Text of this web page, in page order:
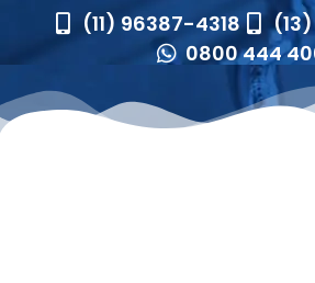
(11) 96387-4318
0800 444